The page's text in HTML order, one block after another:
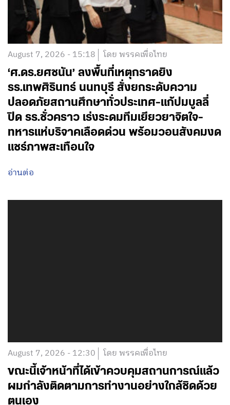
August 7, 2026 - 15:18 โดย พรรคเพื่อไทย
‘ศ.ดร.ยศชนัน’ ลงพื้นที่เหตุกราดยิง
รร.เทพศิรินทร์ นนทบุรี สั่งยกระดับความ
ปลอดภัยสถานศึกษาทั่วประเทศ-แก้ปมบูลลี่
ปิด รร.ชั่วคราว เร่งระดมทีมเยียวยาจิตใจ-
ทหารแห่บริจาคเลือดด่วน พร้อมวอนสังคมงด
แชร์ภาพสะเทือนใจ
อ่านต่อ
August 7, 2026 - 12:30 โดย พรรคเพื่อไทย
ขณะนี้เจ้าหน้าที่ได้เข้าควบคุมสถานการณ์แล้ว
ผมกำลังติดตามการทำงานอย่างใกล้ชิดด้วย
ตนเอง